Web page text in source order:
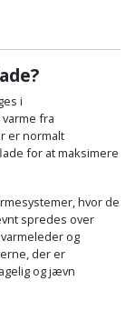
i
fra
er normalt
for at maksimere
hvor de
spredes over
og
der er
og jævn